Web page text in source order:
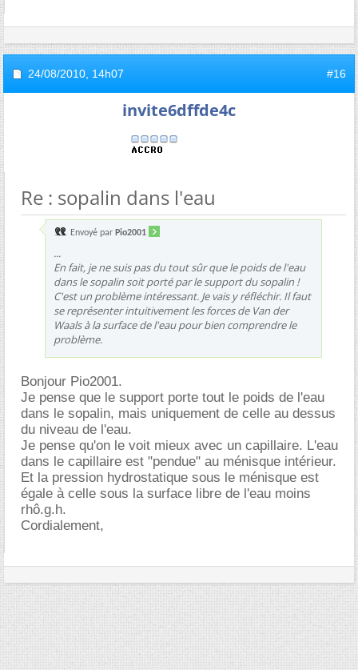
24/08/2010, 14h07 #16
invite6dffde4c
Re : sopalin dans l'eau
Envoyé par Pio2001
...
En fait, je ne suis pas du tout sûr que le poids de l'eau
dans le sopalin soit porté par le support du sopalin !
C'est un problème intéressant. Je vais y réfléchir. Il faut
se représenter intuitivement les forces de Van der
Waals à la surface de l'eau pour bien comprendre le
problème.
Bonjour Pio2001.
Je pense que le support porte tout le poids de l'eau
dans le sopalin, mais uniquement de celle au dessus
du niveau de l'eau.
Je pense qu'on le voit mieux avec un capillaire. L'eau
dans le capillaire est "pendue" au ménisque intérieur.
Et la pression hydrostatique sous le ménisque est
égale à celle sous la surface libre de l'eau moins
rhô.g.h.
Cordialement,